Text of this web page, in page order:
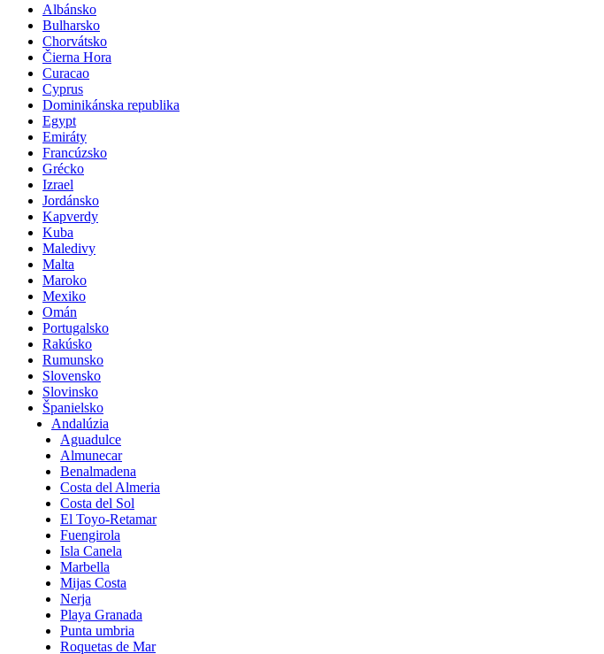
Albánsko
Bulharsko
Chorvátsko
Čierna Hora
Curacao
Cyprus
Dominikánska republika
Egypt
Emiráty
Francúzsko
Grécko
Izrael
Jordánsko
Kapverdy
Kuba
Maledivy
Malta
Maroko
Mexiko
Omán
Portugalsko
Rakúsko
Rumunsko
Slovensko
Slovinsko
Španielsko
Andalúzia
Aguadulce
Almunecar
Benalmadena
Costa del Almeria
Costa del Sol
El Toyo-Retamar
Fuengirola
Isla Canela
Marbella
Mijas Costa
Nerja
Playa Granada
Punta umbria
Roquetas de Mar